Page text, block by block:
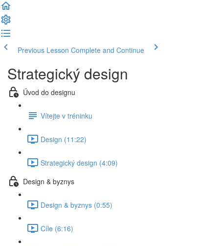
Previous Lesson Complete and Continue
Strategický design
Úvod do designu
Vítejte v tréninku
Design (11:22)
Strategický design (4:09)
Design & byznys
Design & byznys (0:55)
Cíle (6:16)